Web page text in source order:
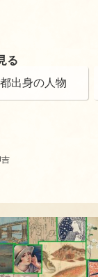
る
出身の人物
吉